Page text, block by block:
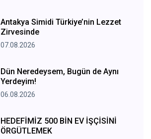
Antakya Simidi Türkiye’nin Lezzet
Zirvesinde
07.08.2026
Dün Neredeysem, Bugün de Aynı
Yerdeyim!
06.08.2026
HEDEFİMİZ 500 BİN EV İŞÇİSİNİ
ÖRGÜTLEMEK